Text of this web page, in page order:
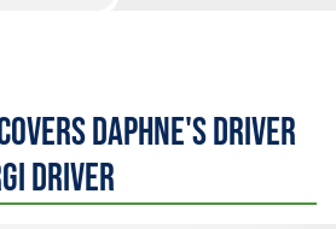
Daphne's Driver
driver